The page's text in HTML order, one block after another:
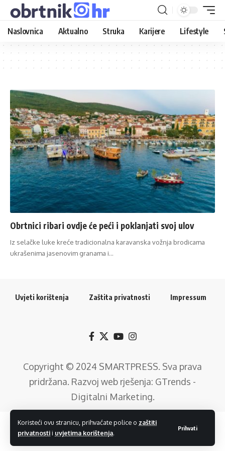
Koristeći ovu stranicu, prihvaćate police o zaštiti
privatnostii uvjetima korištenja.
Prihvati
Naslovnica Aktualno Struka Karijere Lifestyle
Obrtnici ribari ovdje će peći i poklanjati svoj ulov
Iz selačke luke kreće tradicionalna karavanska vožnja brodicama
ukrašenima jasenovim granama i…
Uvjeti korištenja Zaštita privatnosti Impressum
Copyright © 2024 SMARTPRESS. Sva prava
pridržana. Razvoj web rješenja: GTrends -
Digitalni Marketing.